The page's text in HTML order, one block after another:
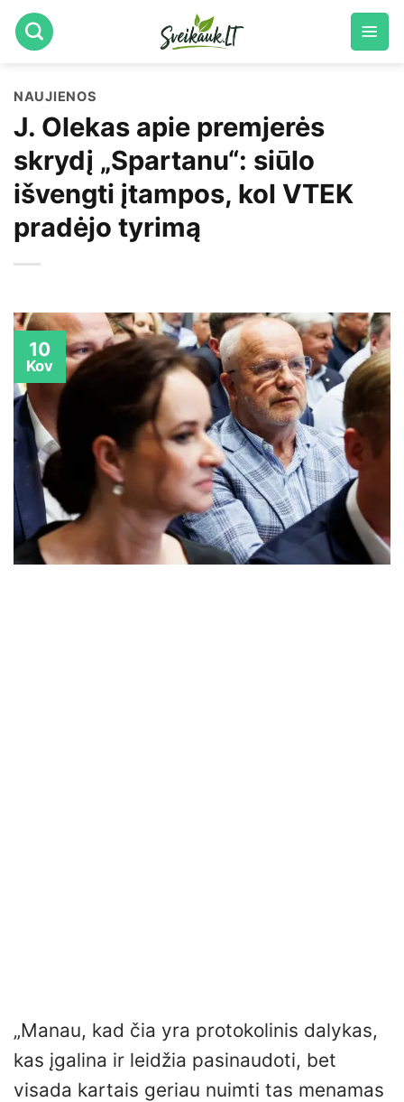
Skip
to
NAUJIENOS
J. Olekas apie premjerės
skrydį „Spartanu“: siūlo
išvengti įtampos, kol VTEK
pradėjo tyrimą
10
Kov
„Manau, kad čia yra protokolinis dalykas,
kas įgalina ir leidžia pasinaudoti, bet
visada kartais geriau nuimti tas menamas